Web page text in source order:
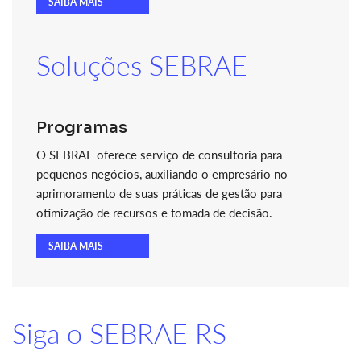
Soluções SEBRAE
Programas
O SEBRAE oferece serviço de consultoria para
pequenos negócios, auxiliando o empresário no
aprimoramento de suas práticas de gestão para
otimização de recursos e tomada de decisão.
SAIBA MAIS
Siga o SEBRAE RS